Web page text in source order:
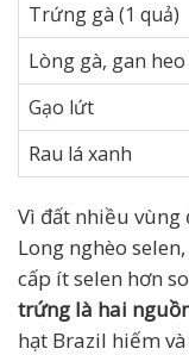
Trứng gà (1 quả)
Lòng gà, gan heo
Gạo lứt
Rau lá xanh
Vì đất nhiều vùng
Long nghèo
cấp ít selen hơn
trứng là hai
hạt Brazil hiếm